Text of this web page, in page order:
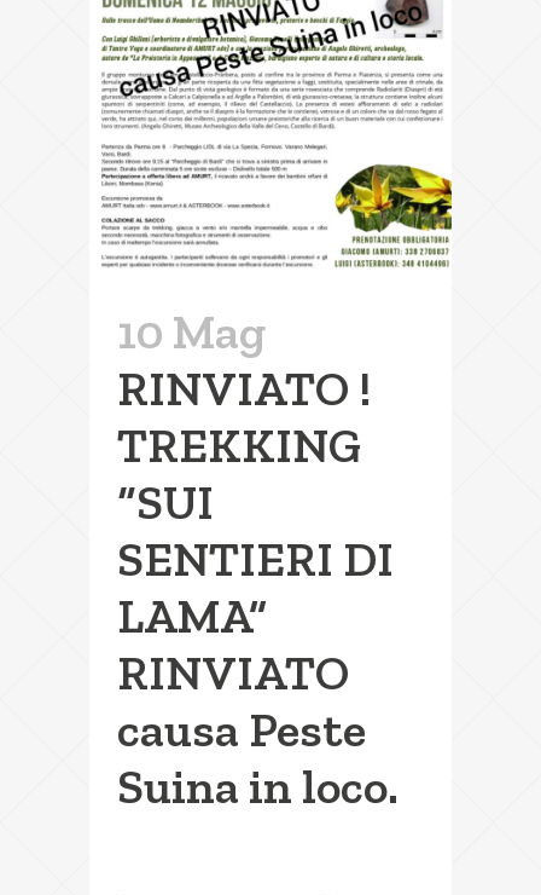
10 Mag
RINVIATO !
TREKKING
“SUI
SENTIERI DI
LAMA”
RINVIATO
causa Peste
Suina in loco.